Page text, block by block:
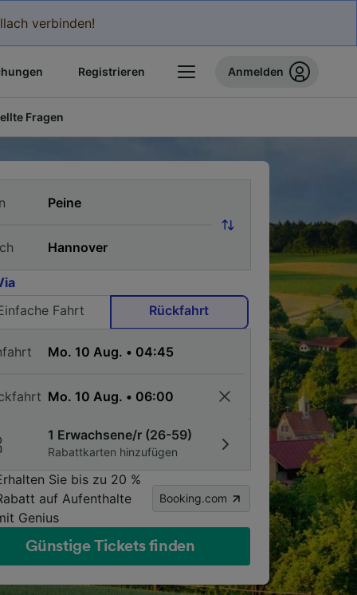
verbinden!
Registrieren Anmelden
Fragen
Fahrt
Rückfahrt
1 Erwachsene/r (26-59)
Rabattkarten hinzufügen
Sie bis zu 20 %
auf Aufenthalte
Genius
Booking.com
Günstige Tickets finden